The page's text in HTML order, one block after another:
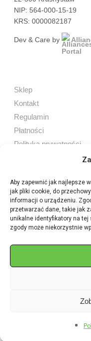
Aby zapewnić jak najlepsze
jak pliki cookie, do
informacji o urządzeniu.
przetwarzać dane, takie jak
unikalne identyfikatory na
zgody może niekorzystnie
NIP: 564-000-15-19
KRS: 0000082187
Dev & Care by
Sklep
Kontakt
Regulamin
Płatności
Polityka prywatności
Sprzedaż internetowa
Tel:605 603 753
Sprzedaż detaliczna